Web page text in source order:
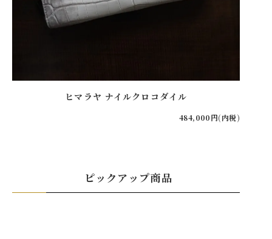
ヒマラヤ ナイルクロコダイル
484,000円(内税)
ピックアップ商品